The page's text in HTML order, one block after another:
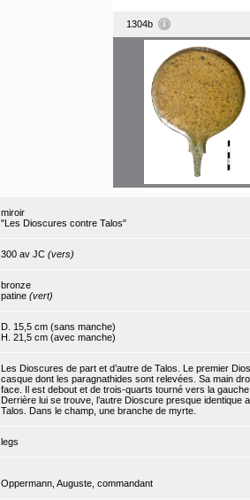
1304b
miroir
"Les Dioscures contre Talos"
300 av JC (vers)
bronze
patine (vert)
D. 15,5 cm (sans manche)
H. 21,5 cm (avec manche)
Les Dioscures de part et d’autre de Talos. Le premier
casque dont les paragnathides sont relevées. Sa main
face. Il est debout et de trois-quarts tourné vers la
Derrière lui se trouve, l’autre Dioscure presque
Talos. Dans le champ, une branche de myrte.
legs
Oppermann, Auguste, commandant